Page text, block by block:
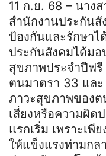
11 ก.ย. 68 – นาง
สำนักงานประกันสั
ป้องกันและรักษาไ
ประกันสังคมได้ม
สุขภาพประจำปีฟรี
ตนมาตรา 33 และ
ภาวะสุขภาพของต
เสี่ยงหรือความผิด
แรกเริ่ม เพราะเพี
ให้แข็งแรงท่ามกล